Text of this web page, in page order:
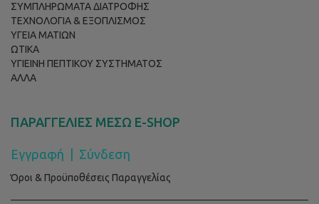
ΣΥΜΠΛΗΡΩΜΑΤΑ ΔΙΑΤΡΟΦΗΣ
ΤΕΧΝΟΛΟΓΙΑ & ΕΞΟΠΛΙΣΜΟΣ
ΥΓΕΙΑ ΜΑΤΙΩΝ
ΩΤΙΚΑ
ΥΓΙΕΙΝΗ ΠΕΠΤΙΚΟΥ ΣΥΣΤΗΜΑΤΟΣ
ΑΛΛΑ
ΠΑΡΑΓΓΕΛΙΕΣ ΜΕΣΩ E-SHOP
Εγγραφή Σύνδεση
Όροι & Προϋποθέσεις Παραγγελίας